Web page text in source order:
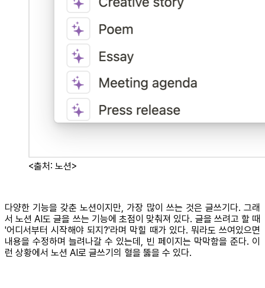
<출처: 노션>
다양한 기능을 갖춘 노션이지만, 가장 많이 쓰는 것은 글쓰기다. 그래
서 노션 AI도 글을 쓰는 기능에 초점이 맞춰져 있다. 글을 쓰려고 할 때
'어디서부터 시작해야 되지?'라며 막힐 때가 있다. 뭐라도 쓰여있으면
내용을 수정하며 늘려나갈 수 있는데, 빈 페이지는 막막함을 준다. 이
런 상황에서 노션 AI로 글쓰기의 혈을 뚫을 수 있다.